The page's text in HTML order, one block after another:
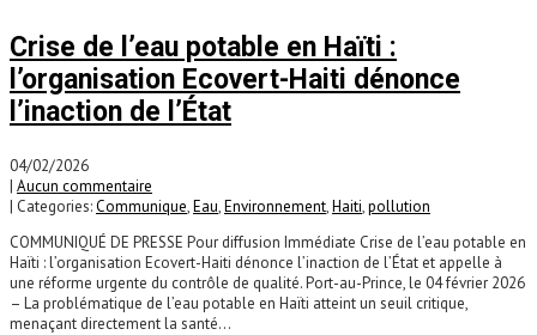
Crise de l’eau potable en Haïti :
l’organisation Ecovert-Haiti dénonce
l’inaction de l’État
04/02/2026
| Aucun commentaire
| Categories:Communique,Eau,Environnement,Haiti,pollution
COMMUNIQUÉ DE PRESSE Pour diffusion Immédiate Crise de l’eau potable en
Haïti : l’organisation Ecovert-Haiti dénonce l’inaction de l’État et appelle à
une réforme urgente du contrôle de qualité. Port-au-Prince, le 04 février 2026
– La problématique de l’eau potable en Haïti atteint un seuil critique,
menaçant directement la santé...